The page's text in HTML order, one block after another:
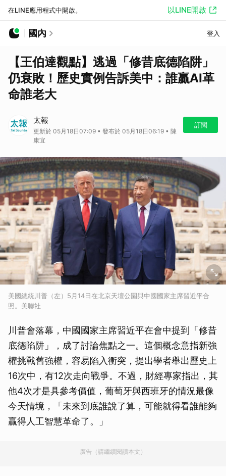
在LINE應用程式中開啟。 以LINE開啟
國內 登入
【王伯達觀點】逃過「修昔底德陷阱」
仍衰敗！歷史實例告訴美中：誰贏AI革
命誰老大
太報
更新於 05月18日07:09 • 發布於 05月18日06:19 • 陳
康宜
訂閱
美國總統川普（左）5月14日在北京天壇公園與中國國家主席習近平合
照。美聯社
川普會落幕，中國國家主席習近平在會中提到「修昔
底德陷阱」，成了討論焦點之一。這個概念意指新強
權挑戰舊強權，容易陷入衝突，提出學者舉出歷史上
16次中，有12次走向戰爭。不過，財經專家指出，其
他4次才是具參考價值，葡萄牙與西班牙的情況最像
今天情境，「未來到底誰說了算，可能就得看誰能夠
贏得人工智慧革命了。」
廣告（請繼續閱讀本文）